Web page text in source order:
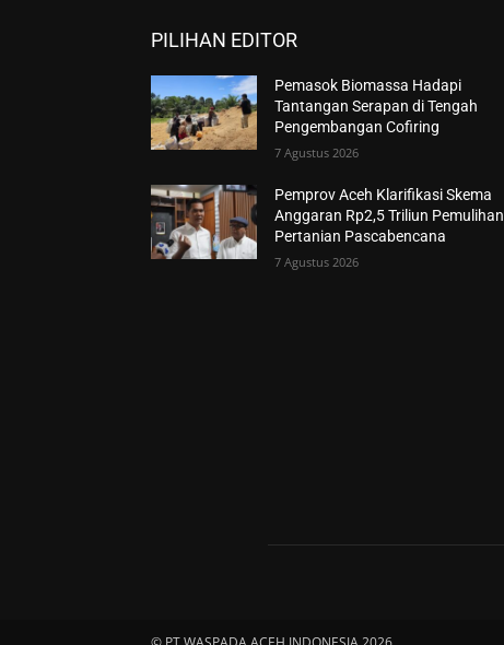
PILIHAN EDITOR
Pemasok Biomassa Hadapi
Tantangan Serapan di Tengah
Pengembangan Cofiring
7 Agustus 2026
Pemprov Aceh Klarifikasi Skema
Anggaran Rp2,5 Triliun Pemulihan
Pertanian Pascabencana
7 Agustus 2026